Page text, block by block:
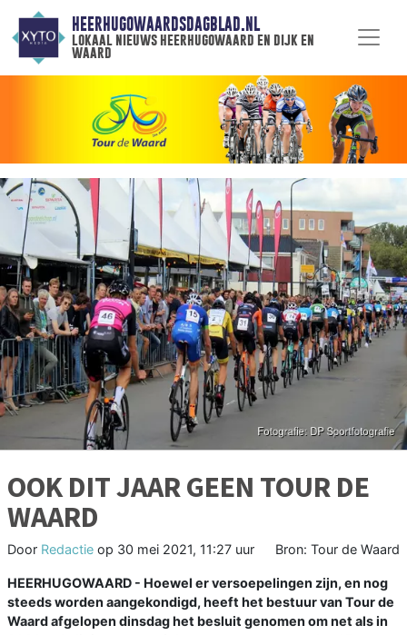
HEERHUGOWAARDSDAGBLAD.NL
lokaal nieuws heerhugowaard en dijk en
waard
OOK DIT JAAR GEEN TOUR DE
WAARD
Door Redactie op 30 mei 2021, 11:27 uur Bron: Tour de Waard
HEERHUGOWAARD - Hoewel er versoepelingen zijn, en nog
steeds worden aangekondigd, heeft het bestuur van Tour de
Waard afgelopen dinsdag het besluit genomen om net als in